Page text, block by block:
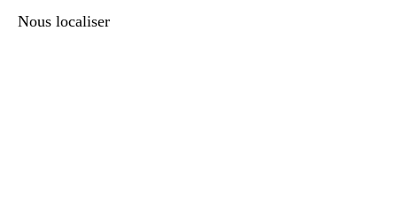
Nous localiser